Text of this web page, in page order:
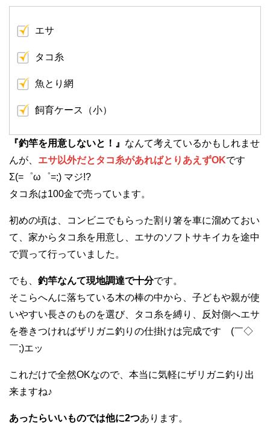
エサ
タコ糸
魚とり網
飼育ケース（小）
『釣竿を用意しないと！』 なんて考えているかもしれませ
んが、 エサ以外だとタコ糸があればとりあえずOKです
Σ(=゜ω゜=;) マジ!?
タコ糸は100金で売っています。
初めの頃は、コンビニでもらった割り箸を車に溜めておい
て、家からタコ糸を用意し、エサのソフトサキイカを途中
で買って行っていました。
でも、 釣竿なんて現地調達で十分です。
そこらへんに落ちている木の棒の中から、子どもや親が使
いやすい長さのものを選び、タコ糸を縛り、反対側へエサ
を巻きつければザリガニ釣りの仕掛けは完成です (￣◇
￣;)エッ
これだけで全然OKなので、本当に気軽にザリガニ釣り出
来ますね♪
あったらいいものでは他に2つあります。